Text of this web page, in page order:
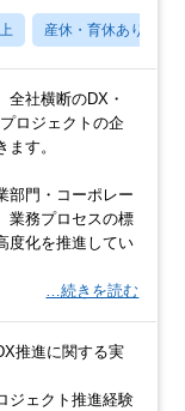
産休・育休あり
全社横断のDX・
ロジェクトの企
す。
部門・コーポレー
業務プロセスの標
度化を推進してい
…続きを読む
推進に関する実
ジェクト推進経験